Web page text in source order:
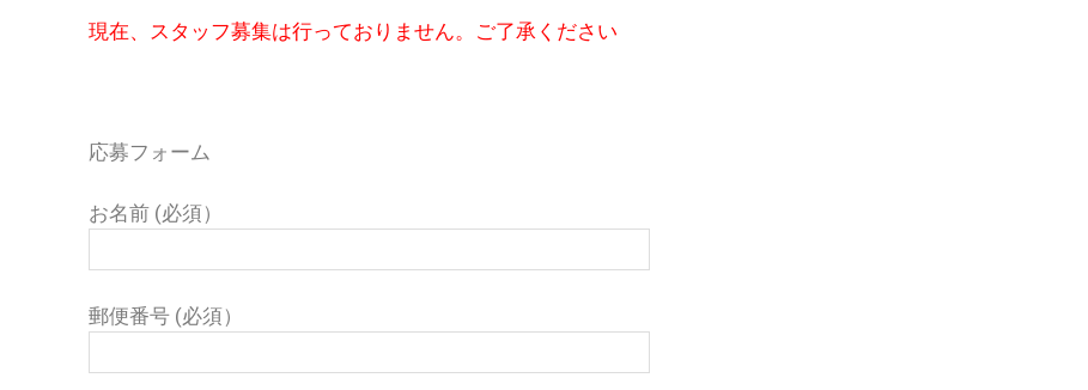
現在、スタッフ募集は行っておりません。ご了承ください
応募フォーム
お名前 (必須）
郵便番号 (必須）